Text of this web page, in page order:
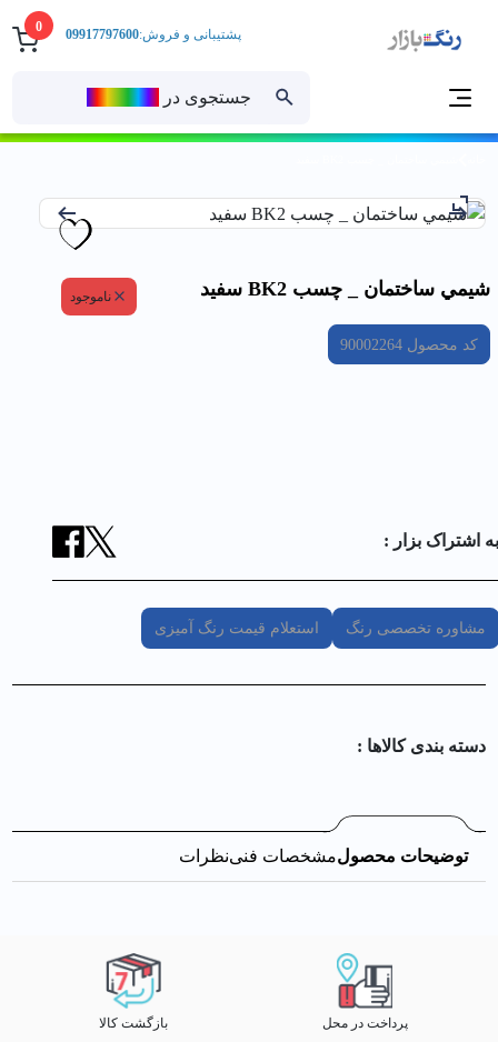
0
جستجوی در
پشتیبانی و فروش:09917797600
شيمي ساختمان _ چسب BK2 سفيد ناموجود
کد محصول90002264
به اشتراک بزار :
مشاوره تخصصی رنگ استعلام قیمت رنگ آمیزی
دسته بندی کالا‌ها :
توضیحات محصولمشخصات فنینظرات
پرداخت در محل بازگشت کالا